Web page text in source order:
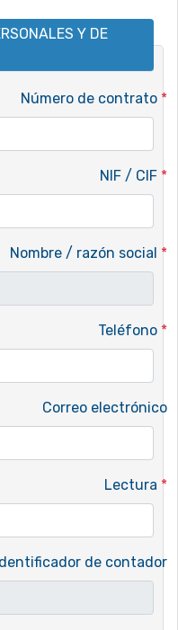
Y DE
Número de contrato *
NIF / CIF *
Nombre / razón social *
Teléfono *
Correo electrónico
Lectura *
de contador